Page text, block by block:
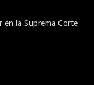
en la Suprema Corte